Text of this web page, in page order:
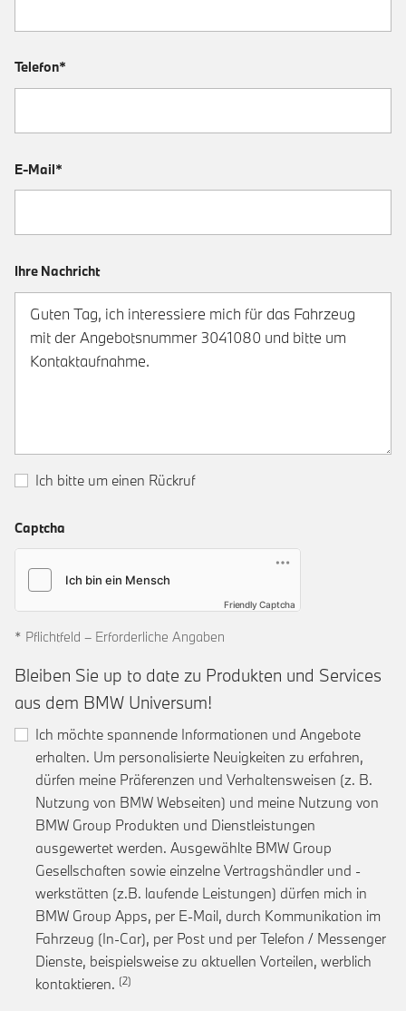
Telefon*
E-Mail*
Ihre Nachricht
Ich bitte um einen Rückruf
Captcha
Friendly Captcha
* Pflichtfeld – Erforderliche Angaben
Bleiben Sie up to date zu Produkten und Services
aus dem BMW Universum!
Ich möchte spannende Informationen und Angebote
erhalten. Um personalisierte Neuigkeiten zu erfahren,
dürfen meine Präferenzen und Verhaltensweisen (z. B.
Nutzung von BMW Webseiten) und meine Nutzung von
BMW Group Produkten und Dienstleistungen
ausgewertet werden. Ausgewählte BMW Group
Gesellschaften sowie einzelne Vertragshändler und -
werkstätten (z.B. laufende Leistungen) dürfen mich in
BMW Group Apps, per E-Mail, durch Kommunikation im
Fahrzeug (In-Car), per Post und per Telefon / Messenger
Dienste, beispielsweise zu aktuellen Vorteilen, werblich
kontaktieren. Link zur Fußnote: Einwilligung zur